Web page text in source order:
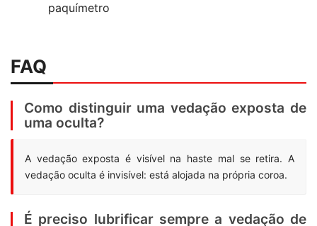
paquímetro
FAQ
Como distinguir uma vedação exposta de
uma oculta?
A vedação exposta é visível na haste mal se retira. A
vedação oculta é invisível: está alojada na própria coroa.
É preciso lubrificar sempre a vedação de